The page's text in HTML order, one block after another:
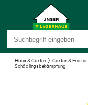
Haus & Garten Garten & Freizeit
Schädlingsbekämpfung